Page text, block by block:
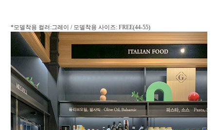
*모델착용 컬러:그레이 / 모델착용 사이즈: FREE(44-55)